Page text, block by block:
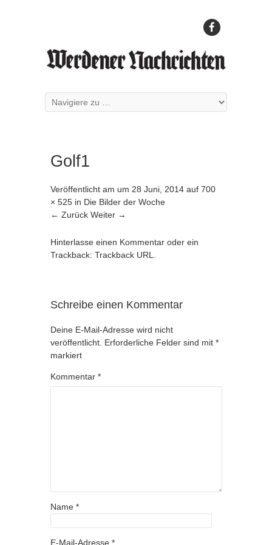
Golf1
Veröffentlicht am um 28 Juni, 2014 auf 700
× 525 in Die Bilder der Woche
← Zurück Weiter →
Hinterlasse einen Kommentar oder ein
Trackback: Trackback URL
Schreibe einen Kommentar
Deine E-Mail-Adresse wird nicht
veröffentlicht. Erforderliche Felder sind mit *
markiert
Kommentar *
Name *
E-Mail-Adresse *